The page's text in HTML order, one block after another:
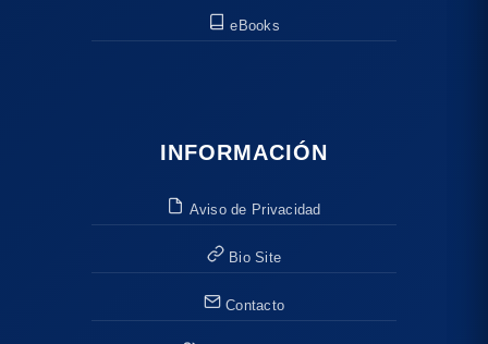
eBooks
INFORMACIÓN
Aviso de Privacidad
Bio Site
Contacto